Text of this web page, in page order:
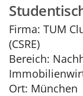
Firma: TUM
(CSRE)
Bereich:
Ort: München